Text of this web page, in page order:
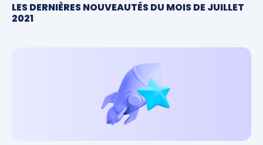
LES DERNIÈRES NOUVEAUTÉS DU MOIS DE JUILLET
2021